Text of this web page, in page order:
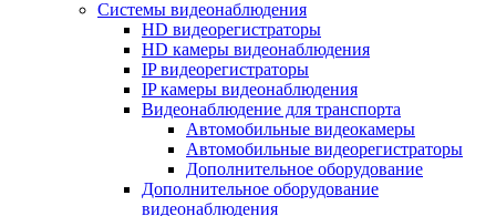
Системы видеонаблюдения
HD видеорегистраторы
HD камеры видеонаблюдения
IP видеорегистраторы
IP камеры видеонаблюдения
Видеонаблюдение для транспорта
Автомобильные видеокамеры
Автомобильные видеорегистраторы
Дополнительное оборудование
Дополнительное оборудование
видеонаблюдения